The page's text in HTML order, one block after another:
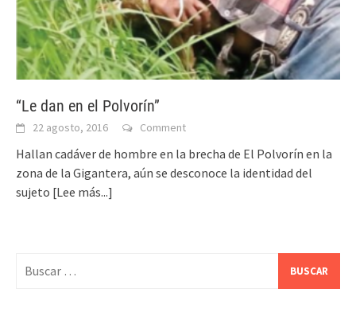
“Le dan en el Polvorín”
22 agosto, 2016 Comment
Hallan cadáver de hombre en la brecha de El Polvorín en la
zona de la Gigantera, aún se desconoce la identidad del
sujeto [Lee más...]